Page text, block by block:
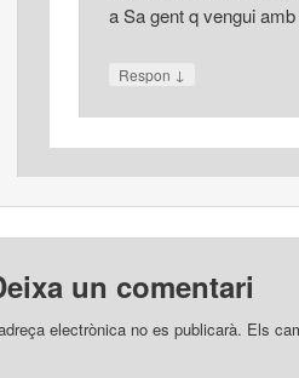
a Sa gent q vengui
Respon ↓
un comentari
electrònica no es publicarà. Els